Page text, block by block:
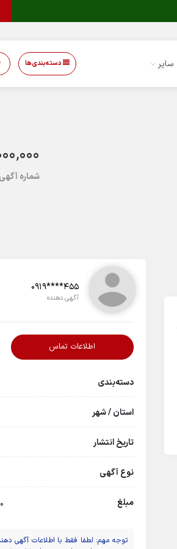
سایر دسته‌بندی‌ها
شماره
0919****455
آگهی دهنده
اطلاعات تماس
دسته‌بندی
استان / شهر
تاریخ انتشار
نوع آگهی
مبلغ
توجه مهم: لطفا فقط با اطلاعات آگهی